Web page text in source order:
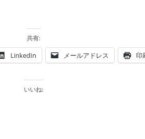
共有:
LinkedIn メールアドレス 印
いいね: